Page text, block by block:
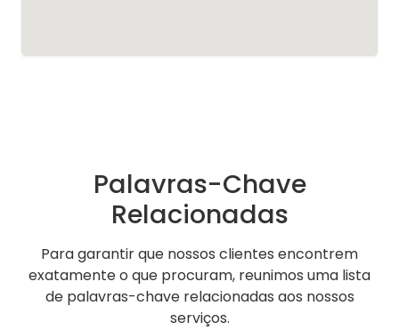
Palavras-Chave
Relacionadas
Para garantir que nossos clientes encontrem
exatamente o que procuram, reunimos uma lista
de palavras-chave relacionadas aos nossos
serviços.